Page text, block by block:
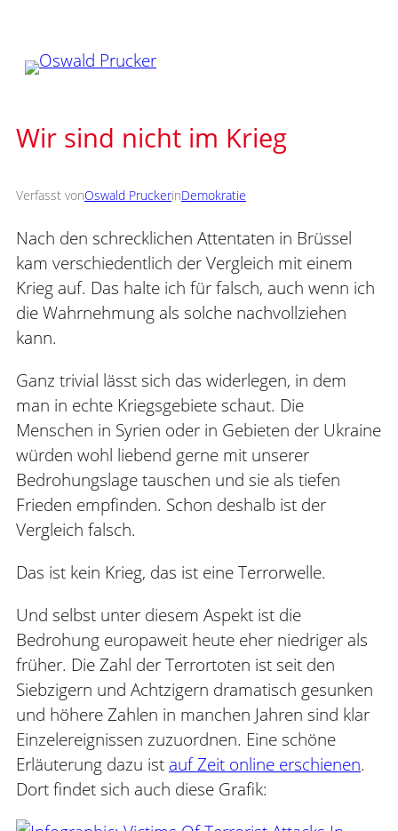
springen
Wir sind nicht im Krieg
Verfasst vonOswald PruckerinDemokratie
Nach den schrecklichen Attentaten in Brüssel
kam verschiedentlich der Vergleich mit einem
Krieg auf. Das halte ich für falsch, auch wenn ich
die Wahrnehmung als solche nachvollziehen
kann.
Ganz trivial lässt sich das widerlegen, in dem
man in echte Kriegsgebiete schaut. Die
Menschen in Syrien oder in Gebieten der Ukraine
würden wohl liebend gerne mit unserer
Bedrohungslage tauschen und sie als tiefen
Frieden empfinden. Schon deshalb ist der
Vergleich falsch.
Das ist kein Krieg, das ist eine Terrorwelle.
Und selbst unter diesem Aspekt ist die
Bedrohung europaweit heute eher niedriger als
früher. Die Zahl der Terrortoten ist seit den
Siebzigern und Achtzigern dramatisch gesunken
und höhere Zahlen in manchen Jahren sind klar
Einzelereignissen zuzuordnen. Eine schöne
Erläuterung dazu ist auf Zeit online erschienen.
Dort findet sich auch diese Grafik: